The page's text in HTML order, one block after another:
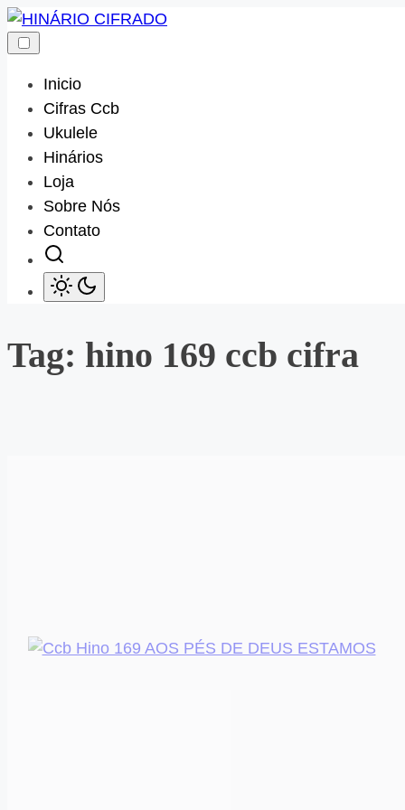
Skip
to
Inicio
Cifras Ccb
Ukulele
Hinários
Loja
Sobre Nós
Contato
Tag: hino 169 ccb cifra